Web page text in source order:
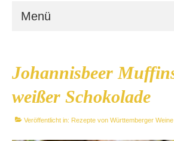
Menü
Shop
Neues
Rezepte
Johannisbeer
weißer Schokolade
Veröffentlicht in: Rezepte von Württemberger